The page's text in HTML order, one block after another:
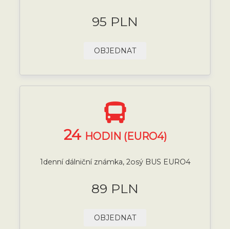
95 PLN
OBJEDNAT
24 HODIN (EURO4)
1denní dálniční známka, 2osý BUS EURO4
89 PLN
OBJEDNAT